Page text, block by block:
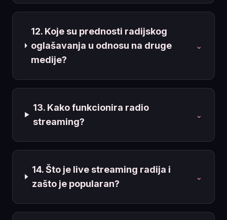
12. Koje su prednosti radijskog
oglašavanja u odnosu na druge
medije?
⌄
13. Kako funkcionira radio
streaming?
⌄
14. Što je live streaming radija i
zašto je popularan?
⌄